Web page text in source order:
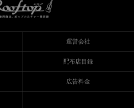
運営会社
配布店目録
広告料金